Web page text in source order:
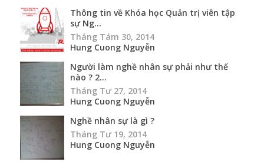
Thông tin về Khóa học Quản trị viên tập
sự Ng...
Tháng Tám 30, 2014
Hung Cuong Nguyễn
Người làm nghề nhân sự phải như thế
nào ? 2...
Tháng Tư 27, 2014
Hung Cuong Nguyễn
Nghề nhân sự là gì ?
Tháng Tư 19, 2014
Hung Cuong Nguyễn